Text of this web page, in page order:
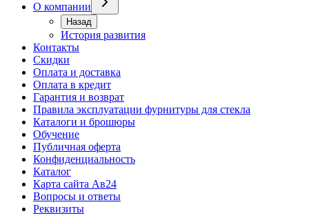
О компании
Назад
История развития
Контакты
Скидки
Оплата и доставка
Оплата в кредит
Гарантия и возврат
Правила эксплуатации фурнитуры для стекла
Каталоги и брошюры
Обучение
Публичная оферта
Конфиденциальность
Каталог
Карта сайта Ав24
Вопросы и ответы
Реквизиты